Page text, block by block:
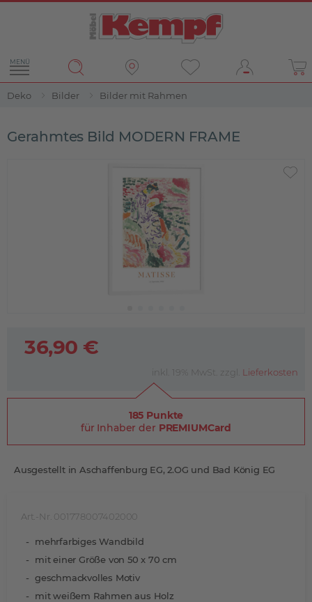
MENÜ
Deko Bilder Bilder mit Rahmen
Gerahmtes Bild MODERN FRAME
Art.-Nr. 001778007402000
mehrfarbiges Wandbild
mit einer Größe von 50 x 70 cm
geschmackvolles Motiv
mit weißem Rahmen aus Holz
36,90 €
inkl. 19% MwSt. zzgl. Lieferkosten
185 Punkte
für Inhaber der PREMIUMCard
Ausgestellt in Aschaffenburg EG, 2.OG und Bad König EG